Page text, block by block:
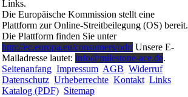
Links.
Die Europäische Kommission stellt eine
Plattform zur Online-Streitbeilegung (OS) bereit.
Die Plattform finden Sie unter
http://ec.europa.eu/consumers/odr/Unsere E-
Mailadresse lautet: info@milestone-ace.de.
Seitenanfang Impressum AGB Widerruf
Datenschutz Urheberrechte Kontakt Links
Katalog (PDF) Sitemap